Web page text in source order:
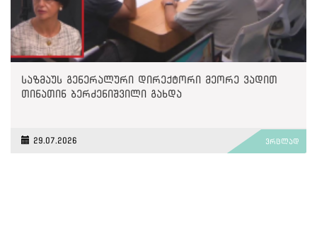
საზმაუს გენერალური დირექტორი მეორე ვადით
თინათინ ბერძენიშვილი გახდა
29.07.2026 ვრცლად